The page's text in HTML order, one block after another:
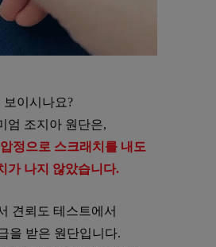
보이시나요?
엄 조지아 원단은,
정으로 스크래치를 내도
가 나지 않았습니다.
견뢰도 테스트에서
을 받은 원단입니다.